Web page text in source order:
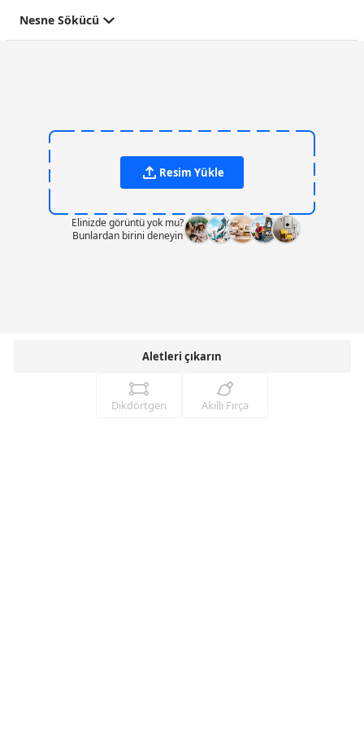
Nesne Sökücü
Aletleri çıkarın
Dikdörtgen Akıllı Fırça
Resim Yükle
Elinizde görüntü yok mu?
Bunlardan birini deneyin